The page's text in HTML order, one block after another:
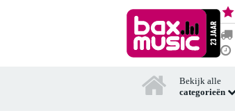
Bekijk alle
categorieën